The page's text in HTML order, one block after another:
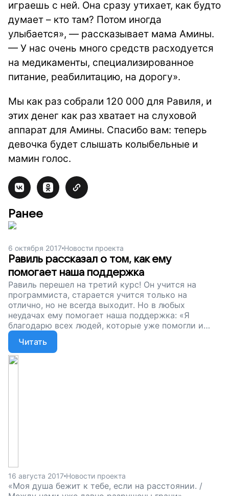
играешь с ней. Она сразу утихает, как будто
думает – кто там? Потом иногда
улыбается», — рассказывает мама Амины.
— У нас очень много средств расходуется
на медикаменты, специализированное
питание, реабилитацию, на дорогу».
Мы как раз собрали 120 000 для Равиля, и
этих денег как раз хватает на слуховой
аппарат для Амины. Спасибо вам: теперь
девочка будет слышать колыбельные и
мамин голос.
Ранее
6 октября 2017 Новости проекта
Равиль рассказал о том, как ему
помогает наша поддержка
Равиль перешел на третий курс! Он учится на
программиста, старается учится только на
отлично, но не всегда выходит. Но в любых
неудачах ему помогает наша поддержка: «Я
благодарю всех людей, которые уже помогли и
продолжают жертвовать деньги для того, чтобы я
мог купить экзоскелет. Спасибо, что вы все со
мной». Мы продолжаем собирать деньги, чтобы
Равиль стал более свободным и независимым,
Читать
16 августа 2017 Новости проекта
«Моя душа бежит к тебе, если на расстоянии. /